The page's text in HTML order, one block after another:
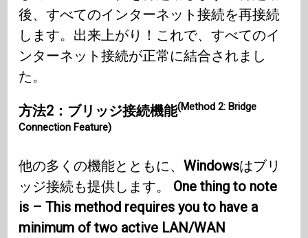
後、すべてのインターネット接続を再接続
します。出来上がり！これで、すべてのイ
ンターネット接続が正常に結合されまし
た。
方法2：ブリッジ接続機能(Method 2: Bridge
Connection Feature)
他の多くの機能とともに、Windowsはブリ
ッジ接続も提供します。
One thing to note
is – This method requires you to have a
minimum of two active LAN/WAN